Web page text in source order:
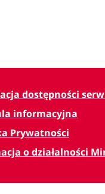
dostępności
informacyjna
Prywatności
o działalności